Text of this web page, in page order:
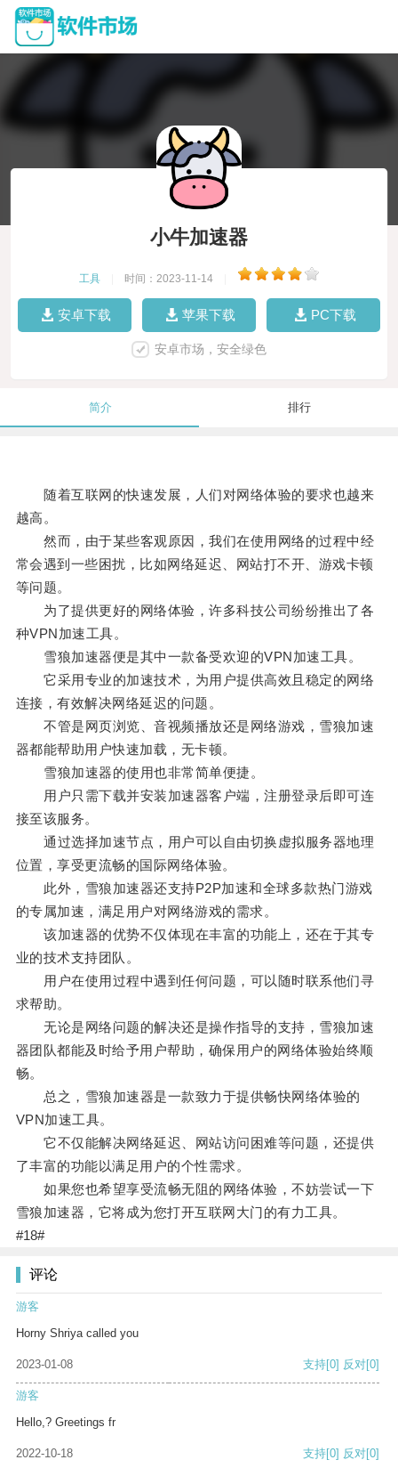
小牛加速器
工具 时间：2023-11-14
安卓下载 苹果下载 PC下载
安卓市场，安全绿色
简介 排行
随着互联网的快速发展，人们对网络体验的要求也越来
越高。
然而，由于某些客观原因，我们在使用网络的过程中经
常会遇到一些困扰，比如网络延迟、网站打不开、游戏卡顿
等问题。
为了提供更好的网络体验，许多科技公司纷纷推出了各
种VPN加速工具。
雪狼加速器便是其中一款备受欢迎的VPN加速工具。
它采用专业的加速技术，为用户提供高效且稳定的网络
连接，有效解决网络延迟的问题。
不管是网页浏览、音视频播放还是网络游戏，雪狼加速
器都能帮助用户快速加载，无卡顿。
雪狼加速器的使用也非常简单便捷。
用户只需下载并安装加速器客户端，注册登录后即可连
接至该服务。
通过选择加速节点，用户可以自由切换虚拟服务器地理
位置，享受更流畅的国际网络体验。
此外，雪狼加速器还支持P2P加速和全球多款热门游戏
的专属加速，满足用户对网络游戏的需求。
该加速器的优势不仅体现在丰富的功能上，还在于其专
业的技术支持团队。
用户在使用过程中遇到任何问题，可以随时联系他们寻
求帮助。
无论是网络问题的解决还是操作指导的支持，雪狼加速
器团队都能及时给予用户帮助，确保用户的网络体验始终顺
畅。
总之，雪狼加速器是一款致力于提供畅快网络体验的
VPN加速工具。
它不仅能解决网络延迟、网站访问困难等问题，还提供
了丰富的功能以满足用户的个性需求。
如果您也希望享受流畅无阻的网络体验，不妨尝试一下
雪狼加速器，它将成为您打开互联网大门的有力工具。
#18#
评论
游客
Horny Shriya called you
2023-01-08 支持[0] 反对[0]
游客
Hello,? Greetings fr
2022-10-18 支持[0] 反对[0]